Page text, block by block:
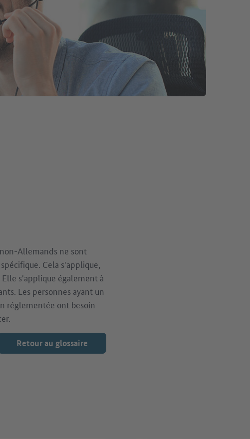
Allemands ne sont
Cela s'applique,
s'applique également à
Les personnes ayant un
réglementée ont besoin
Retour au glossaire